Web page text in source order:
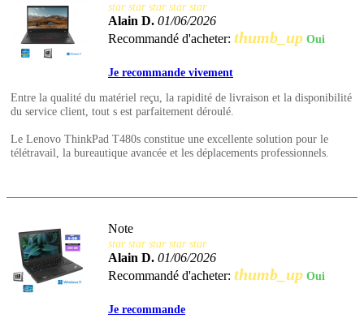
star star star star star
Alain D. 01/06/2026
Recommandé d'acheter: thumb_up Oui
Je recommande vivement
Entre la qualité du matériel reçu, la rapidité de livraison et la disponibilité
du service client, tout s est parfaitement déroulé.
Le Lenovo ThinkPad T480s constitue une excellente solution pour le
télétravail, la bureautique avancée et les déplacements professionnels.
Note
star star star star star
Alain D. 01/06/2026
Recommandé d'acheter: thumb_up Oui
Je recommande